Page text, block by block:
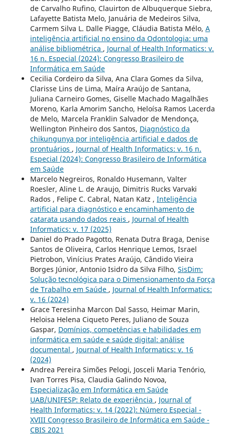
de Carvalho Rufino, Clauirton de Albuquerque Siebra,
Lafayette Batista Melo, Januária de Medeiros Silva,
Carmem Silva L. Dalle Piagge, Cláudia Batista Mélo, A
inteligência artificial no ensino da Odontologia: uma
análise bibliométrica , Journal of Health Informatics: v.
16 n. Especial (2024): Congresso Brasileiro de
Informática em Saúde
Cecilia Cordeiro da Silva, Ana Clara Gomes da Silva,
Clarisse Lins de Lima, Maíra Araújo de Santana,
Juliana Carneiro Gomes, Giselle Machado Magalhães
Moreno, Karla Amorim Sancho, Heloísa Ramos Lacerda
de Melo, Marcela Franklin Salvador de Mendonça,
Wellington Pinheiro dos Santos, Diagnóstico da
chikungunya por inteligência artificial e dados de
prontuários , Journal of Health Informatics: v. 16 n.
Especial (2024): Congresso Brasileiro de Informática
em Saúde
Marcelo Negreiros, Ronaldo Husemann, Valter
Roesler, Aline L. de Araujo, Dimitris Rucks Varvaki
Rados , Felipe C. Cabral, Natan Katz , Inteligência
artificial para diagnóstico e encaminhamento de
catarata usando dados reais , Journal of Health
Informatics: v. 17 (2025)
Daniel do Prado Pagotto, Renata Dutra Braga, Denise
Santos de Oliveira, Carlos Henrique Lemos, Israel
Pietrobon, Vinícius Prates Araújo, Cândido Vieira
Borges Júnior, Antonio Isidro da Silva Filho, SisDim:
Solução tecnológica para o Dimensionamento da Força
de Trabalho em Saúde , Journal of Health Informatics:
v. 16 (2024)
Grace Teresinha Marcon Dal Sasso, Heimar Marin,
Heloisa Helena Ciqueto Peres, Juliano de Souza
Gaspar, Domínios, competências e habilidades em
informática em saúde e saúde digital: análise
documental , Journal of Health Informatics: v. 16
(2024)
Andrea Pereira Simões Pelogi, Josceli Maria Tenório,
Ivan Torres Pisa, Claudia Galindo Novoa,
Especialização em Informática em Saúde
UAB/UNIFESP: Relato de experiência , Journal of
Health Informatics: v. 14 (2022): Número Especial -
XVIII Congresso Brasileiro de Informática em Saúde -
CBIS 2021